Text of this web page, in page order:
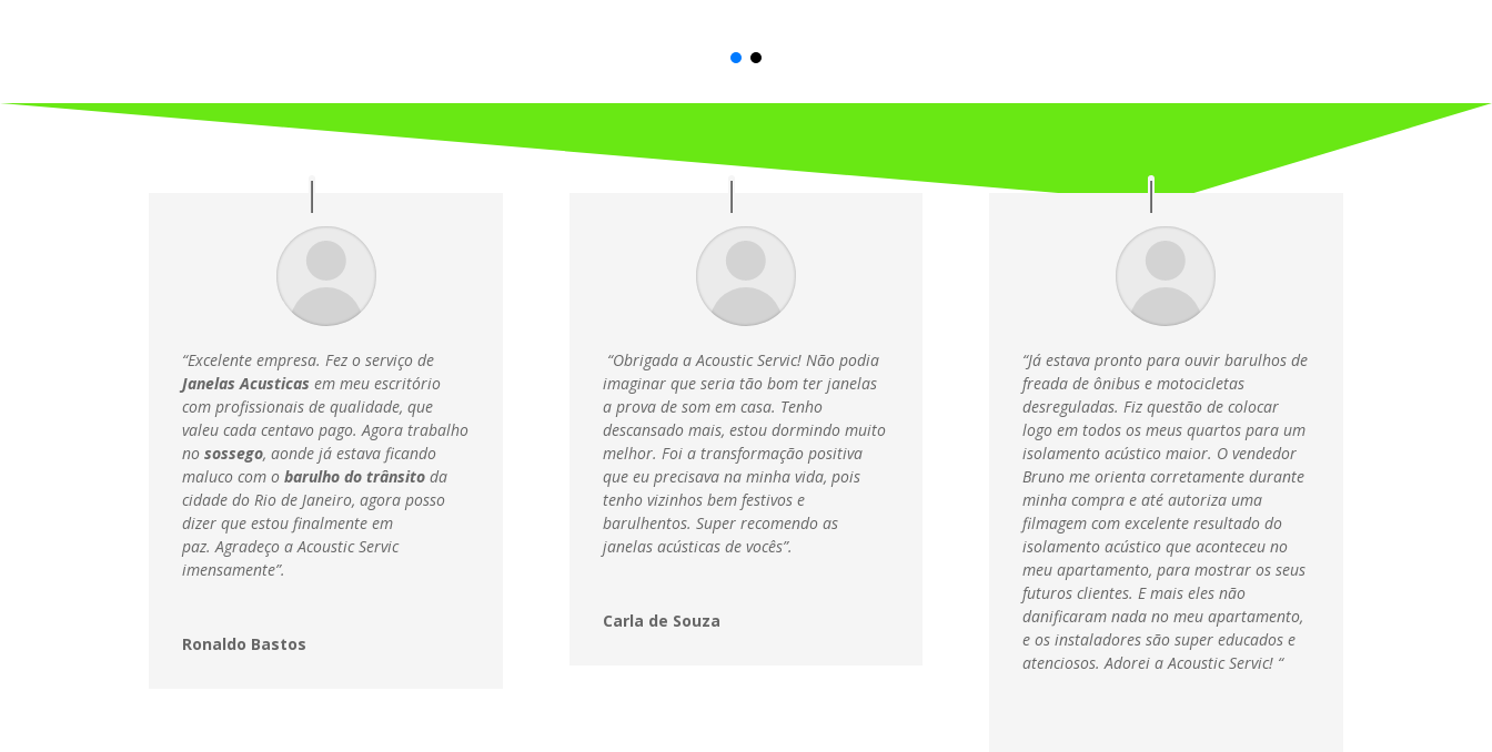
“Excelente empresa. Fez o serviço de
Janelas Acusticas em meu escritório
com profissionais de qualidade, que
valeu cada centavo pago. Agora trabalho
nosossego, aonde já estava ficando
maluco com obarulho do trânsito da
cidade do Rio de Janeiro, agora posso
dizer que estou finalmente em
paz.Agradeço a Acoustic Servic
imensamente”.
Ronaldo Bastos
“Obrigada a Acoustic Servic! Não podia
imaginar que seria tão bom ter janelas
a prova de som em casa. Tenho
descansado mais, estou dormindo muito
melhor. Foi a transformação positiva
que eu precisava na minha vida, pois
tenho vizinhos bem festivos e
barulhentos. Super recomendo as
janelas acústicas de vocês”.
Carla de Souza
“Já estava pronto para ouvir barulhos de
freada de ônibus e motocicletas
desreguladas. Fiz questão de colocar
logo em todos os meus quartos para um
isolamento acústico maior. O vendedor
Bruno me orienta corretamente durante
minha compra e até autoriza uma
filmagem com excelente resultado do
isolamento acústico que aconteceu no
meu apartamento, para mostrar os seus
futuros clientes. E mais eles não
danificaram nada no meu apartamento,
e os instaladores são super educados e
atenciosos. Adorei a Acoustic Servic! “